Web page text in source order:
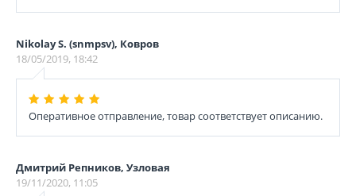
Nikolay S. (snmpsv), Ковров
18/05/2019, 18:42
Оперативное отправление, товар соответствует описанию.
Дмитрий Репников, Узловая
19/11/2020, 11:05